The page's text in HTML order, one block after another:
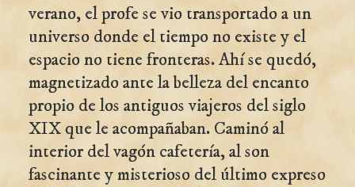
verano, el profe se vio transportado a un
universo donde el tiempo no existe y el
espacio no tiene fronteras. Ahí se quedó,
magnetizado ante la belleza del encanto
propio de los antiguos viajeros del siglo
XIX que le acompañaban. Caminó al
interior del vagón cafetería, al son
fascinante y misterioso del último expreso